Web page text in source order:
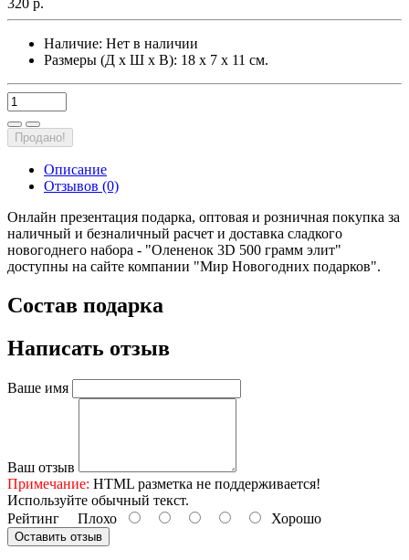
320 р.
Наличие: Нет в наличии
Размеры (Д х Ш х В): 18 х 7 х 11 см.
Продано!
Описание
Отзывов (0)
Онлайн презентация подарка, оптовая и розничная покупка за
наличный и безналичный расчет и доставка сладкого
новогоднего набора - "Олененок 3D 500 грамм элит"
доступны на сайте компании "Мир Новогодних подарков".
Состав подарка
Написать отзыв
Ваше имя
Ваш отзыв
Примечание: HTML разметка не поддерживается!
Используйте обычный текст.
Рейтинг Плохо Хорошо
Оставить отзыв